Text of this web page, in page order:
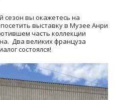
сезон вы окажетесь на
выставку в Музее Анри
часть коллекции
Два великих француза
состоялся!